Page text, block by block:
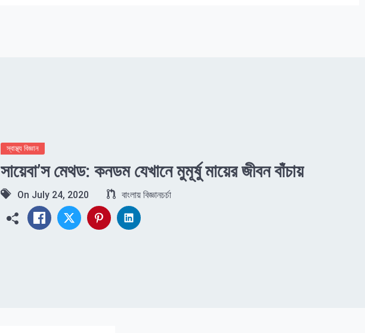
স্বাস্থ্য বিজ্ঞান
সায়েবা’স মেথড: কনডম যেখানে মুমূর্ষু মায়ের জীবন বাঁচায়
On July 24, 2020 বাংলায় বিজ্ঞানচর্চা